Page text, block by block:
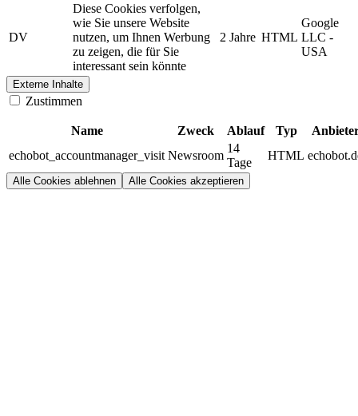
DV
Diese Cookies verfolgen,
wie Sie unsere Website
nutzen, um Ihnen Werbung
zu zeigen, die für Sie
interessant sein könnte
2 Jahre HTML
Google
LLC -
USA
Externe Inhalte
Zustimmen
Name Zweck Ablauf Typ
echobot_accountmanager_visit Newsroom
14
Tage
HTML
Alle Cookies ablehnen Alle Cookies akzeptieren